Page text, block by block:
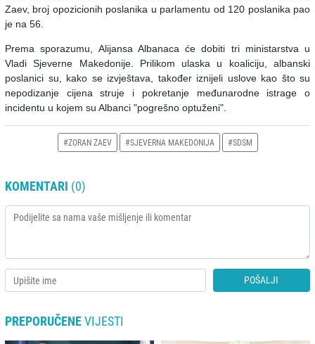
Zaev, broj opozicionih poslanika u parlamentu od 120 poslanika pao
je na 56.
Prema sporazumu, Alijansa Albanaca će dobiti tri ministarstva u
Vladi Sjeverne Makedonije. Prilikom ulaska u koaliciju, albanski
poslanici su, kako se izvještava, također iznijeli uslove kao što su
nepodizanje cijena struje i pokretanje međunarodne istrage o
incidentu u kojem su Albanci "pogrešno optuženi".
#ZORAN ZAEV #SJEVERNA MAKEDONIJA #SDSM
KOMENTARI (0)
POŠALJI
PREPORUČENEVIJESTI